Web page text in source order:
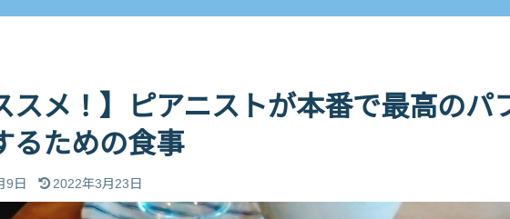
スメ！】ピアニストが本番で最高のパ
るための食事
9日 2022年3月23日